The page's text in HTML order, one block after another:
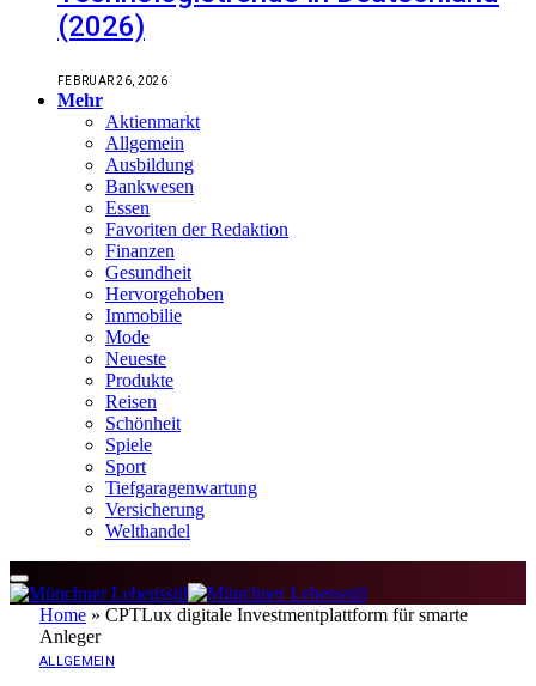
(2026)
FEBRUAR 26, 2026
Mehr
Aktienmarkt
Allgemein
Ausbildung
Bankwesen
Essen
Favoriten der Redaktion
Finanzen
Gesundheit
Hervorgehoben
Immobilie
Mode
Neueste
Produkte
Reisen
Schönheit
Spiele
Sport
Tiefgaragenwartung
Versicherung
Welthandel
Home » CPTLux digitale Investmentplattform für smarte
Anleger
ALLGEMEIN